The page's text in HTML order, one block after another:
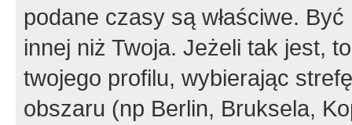
podane czasy są właściwe.
innej niż Twoja. Jeżeli tak jest,
twojego profilu, wybierając
obszaru (np Berlin, Bruksela,